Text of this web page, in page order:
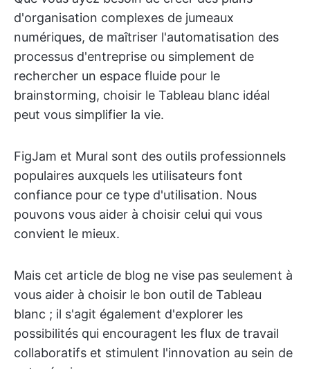
d'organisation complexes de jumeaux
numériques, de maîtriser l'automatisation des
processus d'entreprise ou simplement de
rechercher un espace fluide pour le
brainstorming, choisir le Tableau blanc idéal
peut vous simplifier la vie.
FigJam et Mural sont des outils professionnels
populaires auxquels les utilisateurs font
confiance pour ce type d'utilisation. Nous
pouvons vous aider à choisir celui qui vous
convient le mieux.
Mais cet article de blog ne vise pas seulement à
vous aider à choisir le bon outil de Tableau
blanc ; il s'agit également d'explorer les
possibilités qui encouragent les flux de travail
collaboratifs et stimulent l'innovation au sein de